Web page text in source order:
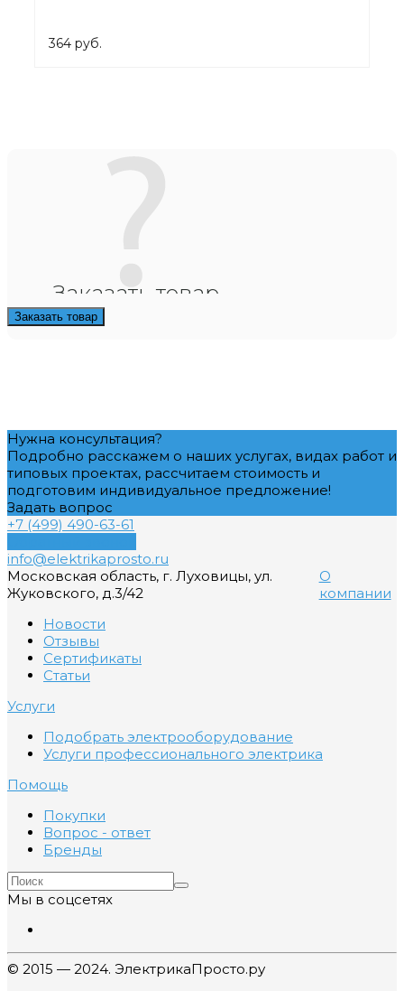
364 руб.
Заказать товар
Заказать товар
Нужна консультация?
Подробно расскажем о наших услугах, видах работ и
типовых проектах, рассчитаем стоимость и
подготовим индивидуальное предложение!
Задать вопрос
+7 (499) 490-63-61
info@elektrikaprosto.ru
Московская область, г. Луховицы, ул.
Жуковского, д.3/42
О
компании
Новости
Отзывы
Сертификаты
Статьи
Услуги
Подобрать электрооборудование
Услуги профессионального электрика
Помощь
Покупки
Вопрос - ответ
Бренды
Мы в соцсетях
© 2015 — 2024. ЭлектрикаПросто.ру